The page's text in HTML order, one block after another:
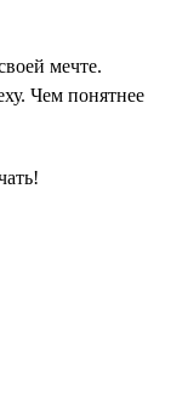
мечте.
Чем понятнее